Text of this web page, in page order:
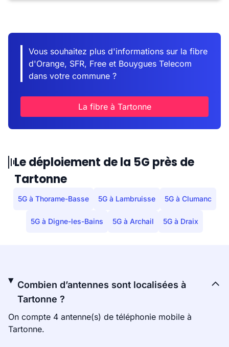
Vous souhaitez plus d'informations sur la fibre
d'Orange, SFR, Free et Bouygues Telecom
dans votre commune ?
La fibre à Tartonne
Le déploiement de la 5G près de
Tartonne
5G à Thorame-Basse 5G à Lambruisse 5G à Clumanc
5G à Digne-les-Bains 5G à Archail 5G à Draix
Combien d’antennes sont localisées à
Tartonne ?
On compte 4 antenne(s) de téléphonie mobile à
Tartonne.